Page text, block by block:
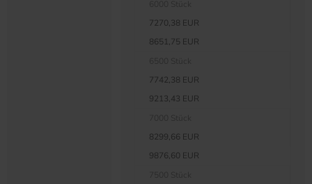
7270,38 EUR
8651,75 EUR
7742,38 EUR
9213,43 EUR
8299,66 EUR
9876,60 EUR